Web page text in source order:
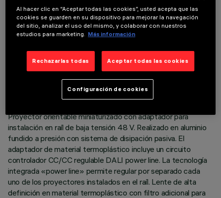
DATOS TÉCNICOS
ÚLTIMA ACTUALIZACIÓN: 07/08/2026
Proyector orientable miniaturizado con adaptador para
instalación en raíl de baja tensión 48 V. Realizado en aluminio
fundido a presión con sistema de disipación pasiva. El
adaptador de material termoplástico incluye un circuito
controlador CC/CC regulable DALI power line. La tecnología
integrada «power line» permite regular por separado cada
uno de los proyectores instalados en el raíl. Lente de alta
definición en material termoplástico con filtro adicional para
Al hacer clic en “Aceptar todas las cookies”, usted acepta que las
cookies se guarden en su dispositivo para mejorar la navegación
del sitio, analizar el uso del mismo, y colaborar con nuestros
estudios para marketing. Más información
Rechazarlas todas Aceptar todas las cookies
Configuración de cookies